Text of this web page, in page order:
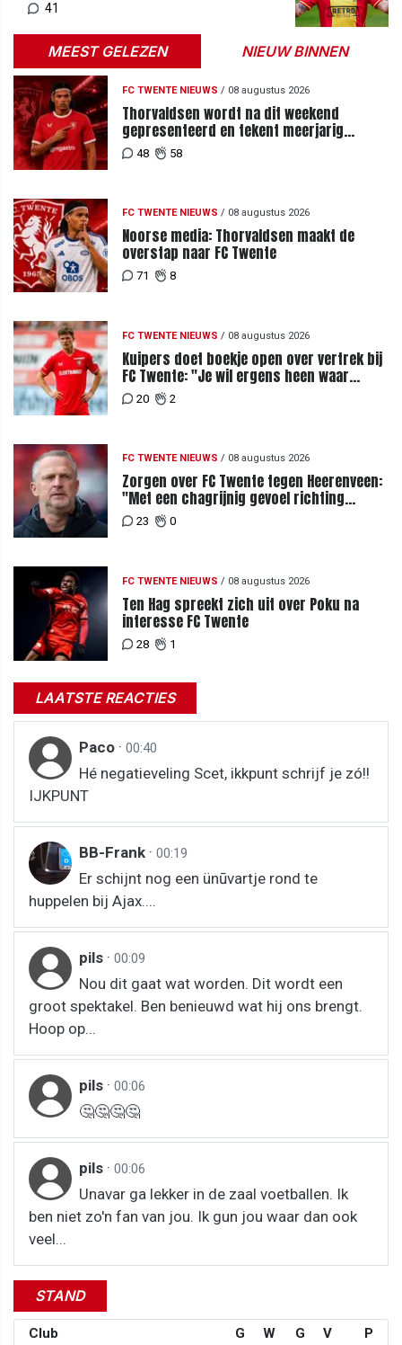
41
MEEST GELEZEN NIEUW BINNEN
FC TWENTE NIEUWS / 08 augustus 2026
Thorvaldsen wordt na dit weekend
gepresenteerd en tekent meerjarig
contract bij FC Twente
48 58
FC TWENTE NIEUWS / 08 augustus 2026
Noorse media: Thorvaldsen maakt de
overstap naar FC Twente
71 8
FC TWENTE NIEUWS / 08 augustus 2026
Kuipers doet boekje open over vertrek bij
FC Twente: "Je wil ergens heen waar
mensen je waarderen"
20 2
FC TWENTE NIEUWS / 08 augustus 2026
Zorgen over FC Twente tegen Heerenveen:
"Met een chagrijnig gevoel richting
Slowakije"
23 0
FC TWENTE NIEUWS / 08 augustus 2026
Ten Hag spreekt zich uit over Poku na
interesse FC Twente
28 1
LAATSTE REACTIES
Paco · 00:40
Hé negatieveling Scet, ikkpunt schrijf je zó!!
IJKPUNT
BB-Frank · 00:19
Er schijnt nog een ünūvartje rond te
huppelen bij Ajax....
pils · 00:09
Nou dit gaat wat worden. Dit wordt een
groot spektakel. Ben benieuwd wat hij ons brengt.
Hoop op...
pils · 00:06
🤔🤔🤔🤔
pils · 00:06
Unavar ga lekker in de zaal voetballen. Ik
ben niet zo'n fan van jou. Ik gun jou waar dan ook
veel...
STAND
Club G W G V
P